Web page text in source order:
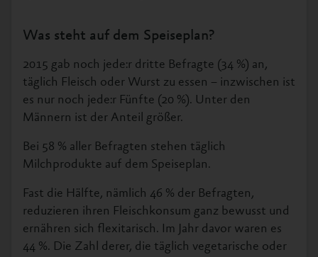
Was steht auf dem Speiseplan?
2015 gab noch jede:r dritte Befragte (34 %) an,
täglich Fleisch oder Wurst zu essen – inzwischen ist
es nur noch jede:r Fünfte (20 %). Unter den
Männern ist der Anteil größer.
Bei 58 % aller Befragten stehen täglich
Milchprodukte auf dem Speiseplan.
Fast die Hälfte, nämlich 46 % der Befragten,
reduzieren ihren Fleischkonsum ganz bewusst und
ernähren sich flexitarisch. Im Jahr davor waren es
44 %. Die Zahl derer, die täglich vegetarische oder